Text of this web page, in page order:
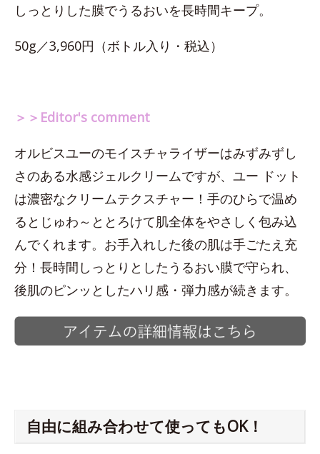
しっとりした膜でうるおいを長時間キープ。
50g／3,960円（ボトル入り・税込）
＞＞Editor's comment
オルビスユーのモイスチャライザーはみずみずし
さのある水感ジェルクリームですが、ユー ドット
は濃密なクリームテクスチャー！手のひらで温め
るとじゅわ～ととろけて肌全体をやさしく包み込
んでくれます。お手入れした後の肌は手ごたえ充
分！長時間しっとりとしたうるおい膜で守られ、
後肌のピンッとしたハリ感・弾力感が続きます。
自由に組み合わせて使ってもOK！